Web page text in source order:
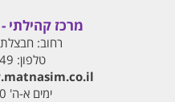
מרכז קהילתי
רחוב: חבצלת
טלפון:
ימים א-ה' 15.30-19.30